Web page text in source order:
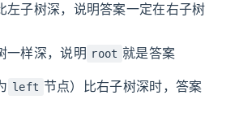
左子树深，说明答案一定在右子树
一样深，说明 root 就是答案
left 节点）比右子树深时，答案